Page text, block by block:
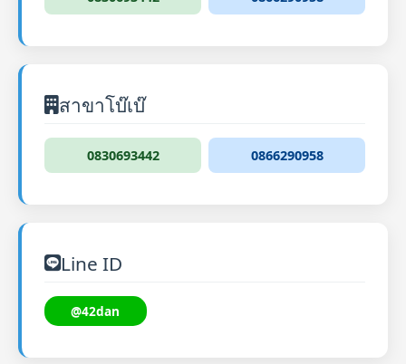
สาขาโบ๊เบ๊
0830693442 0866290958
Line ID
@42dan